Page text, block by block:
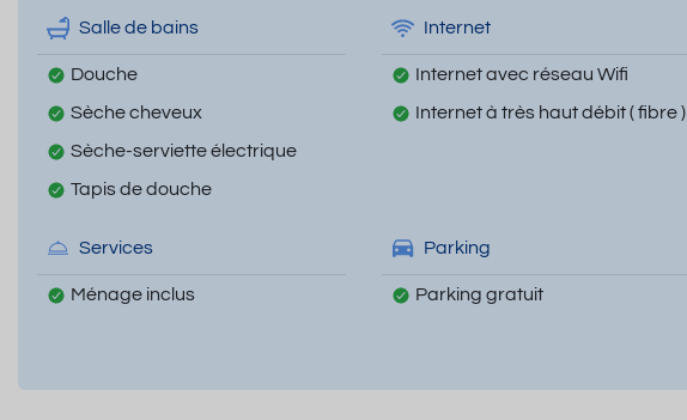
Salle de bains
Douche
Sèche cheveux
Sèche-serviette électrique
Tapis de douche
Internet
Internet avec réseau Wifi
Internet à très haut débit ( fibre )
Services
Ménage inclus
Parking
Parking gratuit